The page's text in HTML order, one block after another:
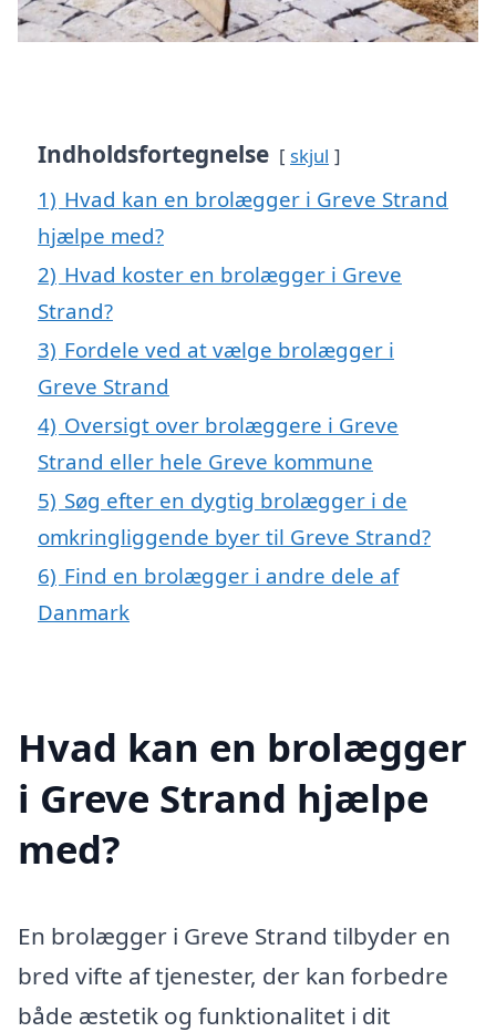
Indholdsfortegnelse skjul
1) Hvad kan en brolægger i Greve Strand
hjælpe med?
2) Hvad koster en brolægger i Greve
Strand?
3) Fordele ved at vælge brolægger i
Greve Strand
4) Oversigt over brolæggere i Greve
Strand eller hele Greve kommune
5) Søg efter en dygtig brolægger i de
omkringliggende byer til Greve Strand?
6) Find en brolægger i andre dele af
Danmark
Hvad kan en brolægger
i Greve Strand hjælpe
med?
En brolægger i Greve Strand tilbyder en
bred vifte af tjenester, der kan forbedre
både æstetik og funktionalitet i dit